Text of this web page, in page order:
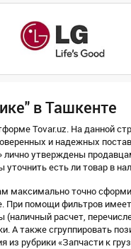
в Ташкенте
Tovar.uz. На данной
и надежных
лично утверждены
есть ли товар в
максимально точно
При помощи фильтров
расчет,
А также сгруппировать
рубрики «Запчасти к